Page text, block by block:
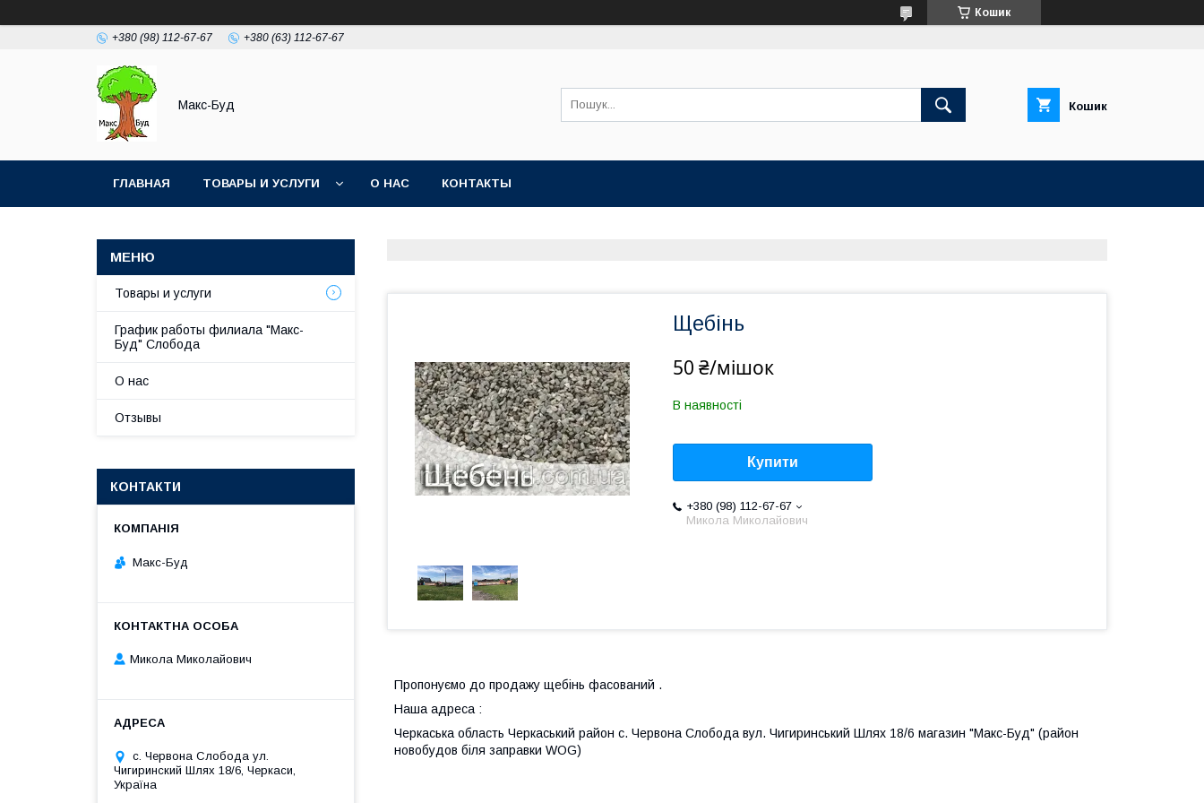
Кошик
+380 (98) 112-67-67 +380 (63) 112-67-67
Макс-Буд Кошик
ГЛАВНАЯ ТОВАРЫ И УСЛУГИ О НАС КОНТАКТЫ
Щебінь
50 ₴/мішок
В наявності
Купити
+380 (98) 112-67-67
Микола Миколайович
Пропонуємо до продажу щебінь фасований .
Наша адреса :
Черкаська область Черкаський район с. Червона Слобода вул. Чигиринський Шлях 18/6 магазин "Макс-Буд" (район
новобудов біля заправки WOG)
Товары и услуги
График работы филиала "Макс-
Буд" Слобода
О нас
Отзывы
КОНТАКТИ
Макс-Буд
Микола Миколайович
с. Червона Слобода ул.
Чигиринский Шлях 18/6, Черкаси,
Україна